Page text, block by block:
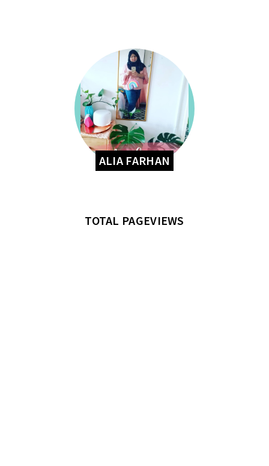
ALIA FARHAN
TOTAL PAGEVIEWS